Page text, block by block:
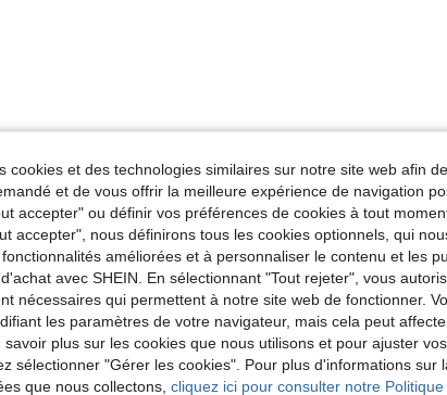
Utile (0)
cookies et des technologies similaires sur notre site web afin
et de vous offrir la meilleure expérience de navigation
accepter" ou définir vos préférences de cookies à tout
accepter", nous définirons tous les cookies optionnels, qui
améliorées et à personnaliser le contenu et les
avec SHEIN. En sélectionnant "Tout rejeter", vous
nécessaires qui permettent à notre site web de fonctionner.
les paramètres de votre navigateur, mais cela peut
savoir plus sur les cookies que nous utilisons et pour ajuster
sélectionner "Gérer les cookies". Pour plus d'informations sur
que nous collectons, cliquez ici pour consulter notre Politique